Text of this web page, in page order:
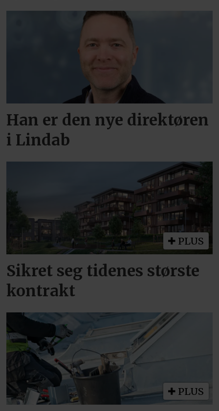
Han er den nye direktøren
i Lindab
PLUS
Sikret seg tidenes største
kontrakt
PLUS